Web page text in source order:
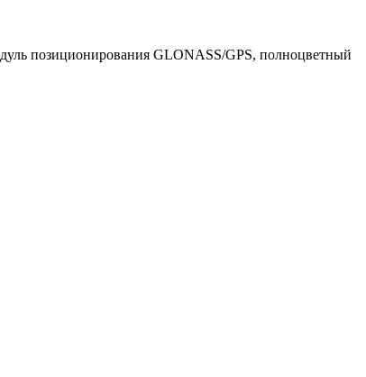
позиционирования GLONASS/GPS, полноцветный